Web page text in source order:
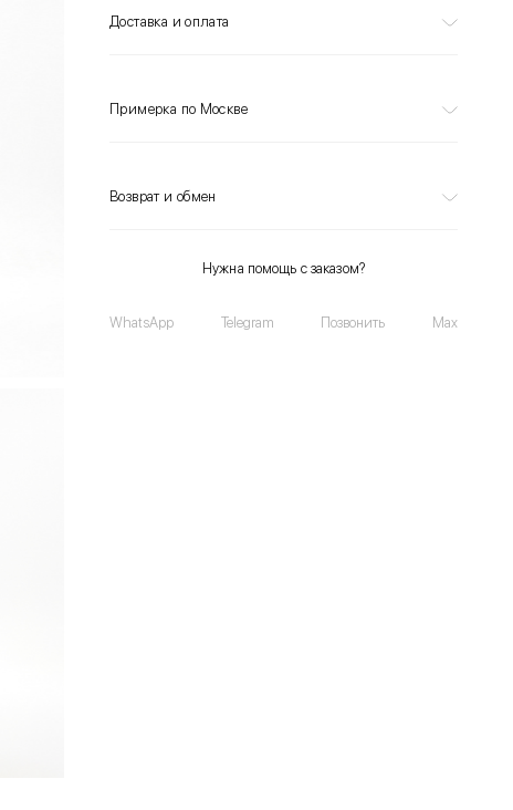
Доставка и оплата
Примерка по Москве
Возврат и обмен
Нужна помощь с заказом?
WhatsApp Telegram Позвонить Max